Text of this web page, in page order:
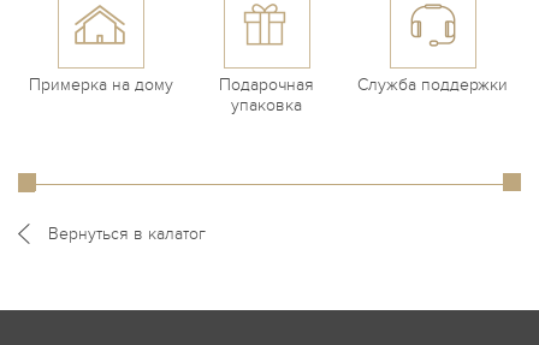
Примерка на дому
Подарочная
упаковка
Служба поддержки
Вернуться в калатог